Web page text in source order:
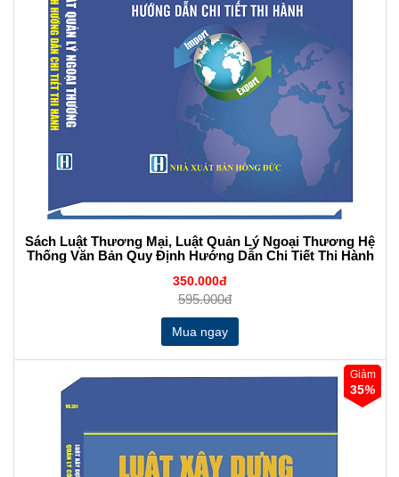
Sách Luật Thương Mại, Luật Quản Lý Ngoại Thương Hệ
Thống Văn Bản Quy Định Hướng Dẫn Chi Tiết Thi Hành
350.000đ
595.000đ
Giảm
35%